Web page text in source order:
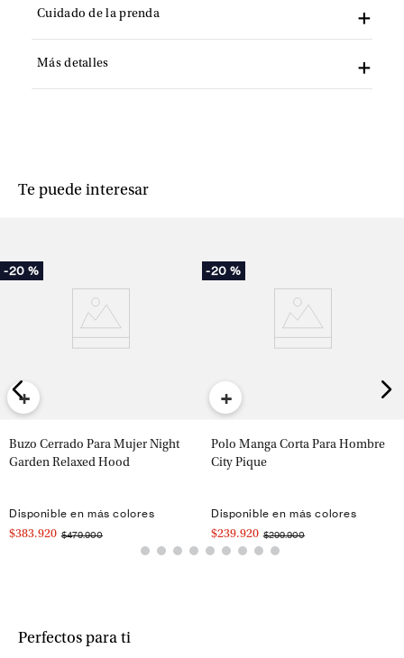
Cuidado de la prenda
Más detalles
Te puede interesar
-20 %
+
Buzo Cerrado Para Mujer Night
Garden Relaxed Hood
Disponible en más colores
$383.920 $479.900
-20 %
+
Polo Manga Corta Para Hombre
City Pique
Disponible en más colores
$239.920 $299.900
Perfectos para ti